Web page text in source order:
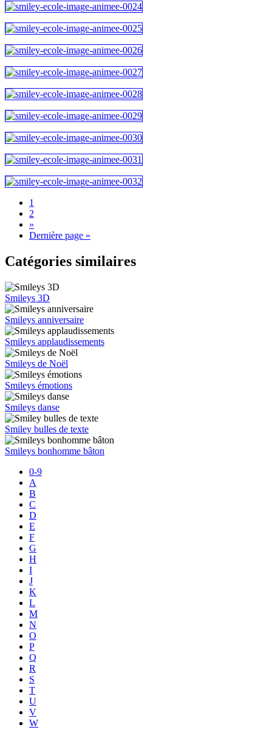
1
2
»
Dernière page »
Catégories similaires
Smileys 3D
Smileys anniversaire
Smileys applaudissements
Smileys de Noël
Smileys émotions
Smileys danse
Smiley bulles de texte
Smileys bonhomme bâton
0-9
A
B
C
D
E
F
G
H
I
J
K
L
M
N
O
P
Q
R
S
T
U
V
W